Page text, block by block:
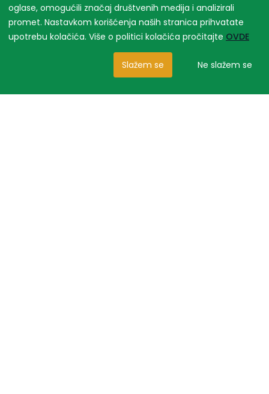
oglase, omogućili značaj društvenih medija i analizirali
promet. Nastavkom korišćenja naših stranica prihvatate
upotrebu kolačića. Više o politici kolačića pročitajte OVDE
Slažem se Ne slažem se